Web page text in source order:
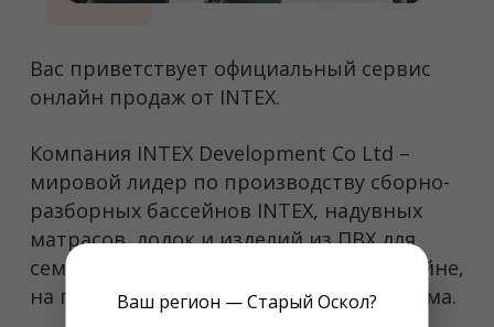
Ваш регион — Старый Оскол?
Вас приветствует официальный сервис
онлайн продаж от INTEX.
Компания INTEX Development Co Ltd –
мировой лидер по производству сборно-
разборных бассейнов INTEX, надувных
матрасов, лодок и изделий из ПВХ для
семейного и активного отдыха в бассейне,
на природе, за городом на даче или дома.